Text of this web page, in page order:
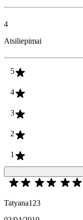
4
Atsiliepimai
5
4
3
2
1
Tatyana123